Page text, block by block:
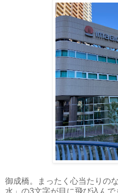
御成橋。まったく心当たりの
水」の3文字が目に飛び込んで